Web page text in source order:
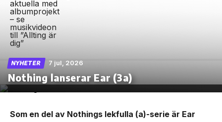
NYHETER 7 jul, 2026
Nothing lanserar Ear (3a)
Som en del av Nothings lekfulla (a)-serie är Ear